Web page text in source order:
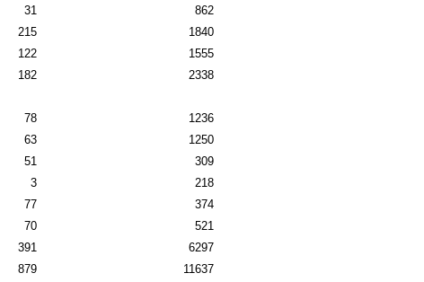
31
862
215
1840
122
1555
182
2338
78
1236
63
1250
51
309
3
218
77
374
70
521
391
6297
879
11637